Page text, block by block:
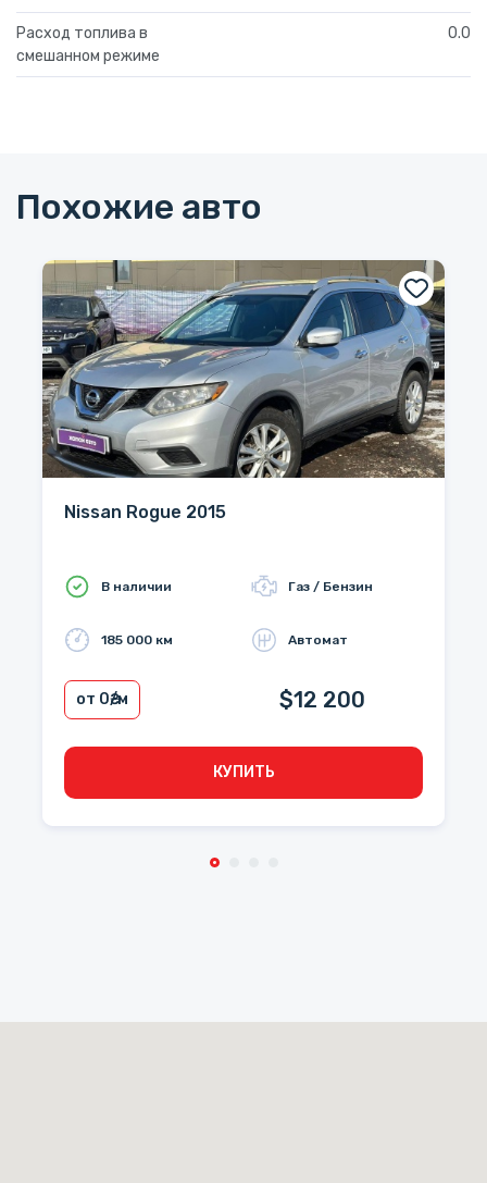
Расход топлива в
смешанном режиме
0.0
Похожие авто
Nissan Rogue 2015
В наличии Газ / Бензин
185 000 км Автомат
от 0₴/м $12 200
КУПИТЬ